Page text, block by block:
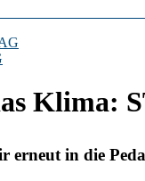
Klima:
erneut in die